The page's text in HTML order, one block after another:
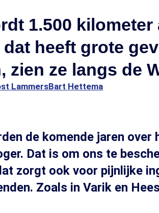
1.500 kilometer
heeft grote
ze langs de
LammersBart Hettema
de komende jaren over
Dat is om ons te
zorgt ook voor pijnlijke
Zoals in Varik en